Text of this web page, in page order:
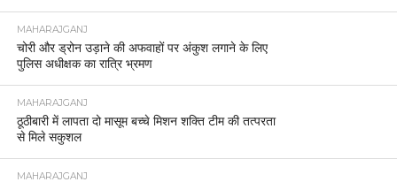
MAHARAJGANJ
चोरी और ड्रोन उड़ाने की अफवाहों पर अंकुश लगाने के लिए
पुलिस अधीक्षक का रात्रि भ्रमण
MAHARAJGANJ
ठूठीबारी में लापता दो मासूम बच्चे मिशन शक्ति टीम की तत्परता
से मिले सकुशल
MAHARAJGANJ